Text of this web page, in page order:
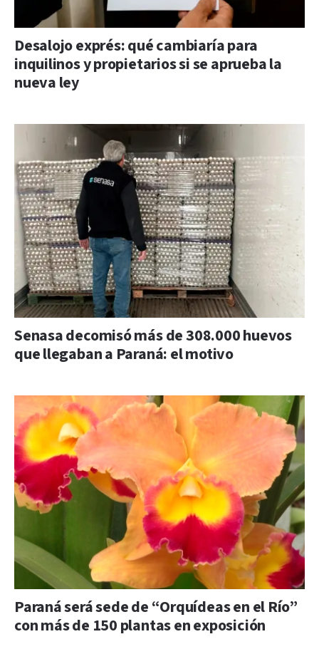
Desalojo exprés: qué cambiaría para
inquilinos y propietarios si se aprueba la
nueva ley
Senasa decomisó más de 308.000 huevos
que llegaban a Paraná: el motivo
Paraná será sede de “Orquídeas en el Río”
con más de 150 plantas en exposición